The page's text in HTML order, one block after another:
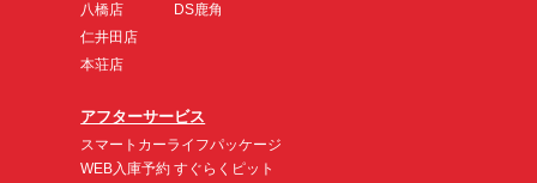
八橋店
仁井田店
本荘店
DS鹿角
アフターサービス
スマートカーライフパッケージ
WEB入庫予約 すぐらくピット